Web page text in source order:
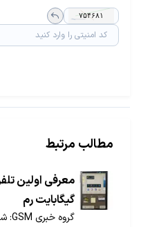
مطالب مرتبط
معرفی اولین
گیگابایت رم